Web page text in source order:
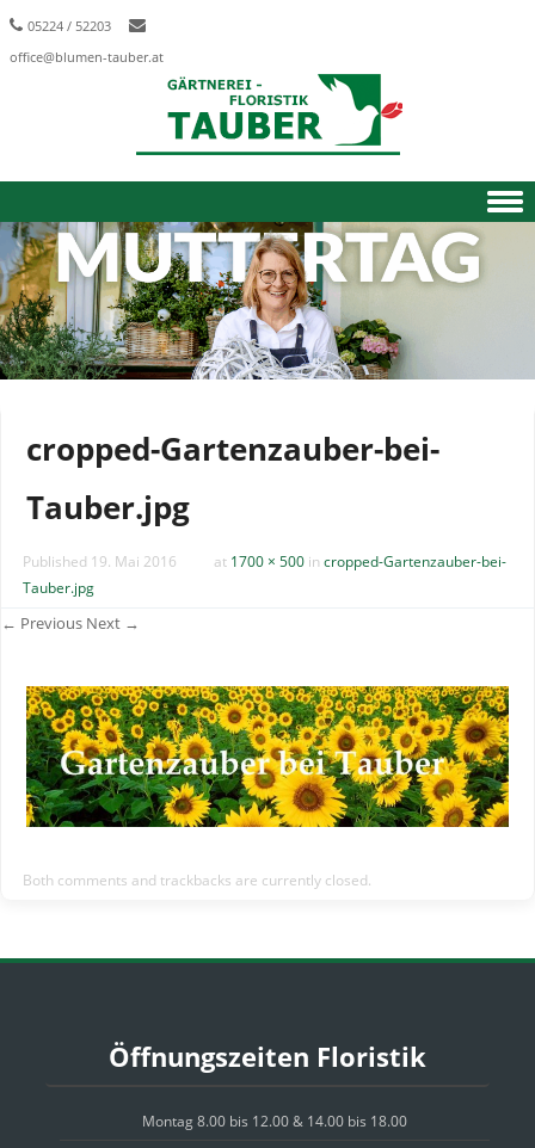
05224 / 52203
office@blumen-tauber.at
Skip to content
cropped-Gartenzauber-bei-
Tauber.jpg
Published 19. Mai 2016 at 1700 × 500 in cropped-Gartenzauber-bei-
Tauber.jpg
← Previous Next →
Both comments and trackbacks are currently closed.
Öffnungszeiten Floristik
Montag 8.00 bis 12.00 & 14.00 bis 18.00